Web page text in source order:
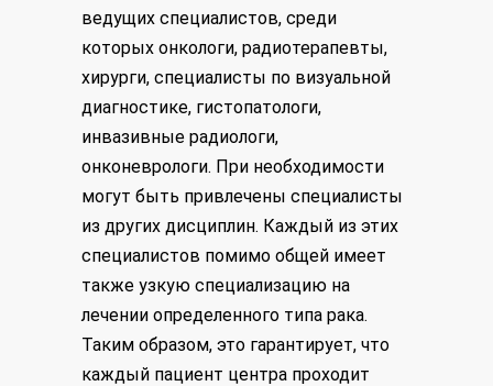
ведущих специалистов, среди
которых онкологи, радиотерапевты,
хирурги, специалисты по визуальной
диагностике, гистопатологи,
инвазивные радиологи,
онконеврологи. При необходимости
могут быть привлечены специалисты
из других дисциплин. Каждый из этих
специалистов помимо общей имеет
также узкую специализацию на
лечении определенного типа рака.
Таким образом, это гарантирует, что
каждый пациент центра проходит